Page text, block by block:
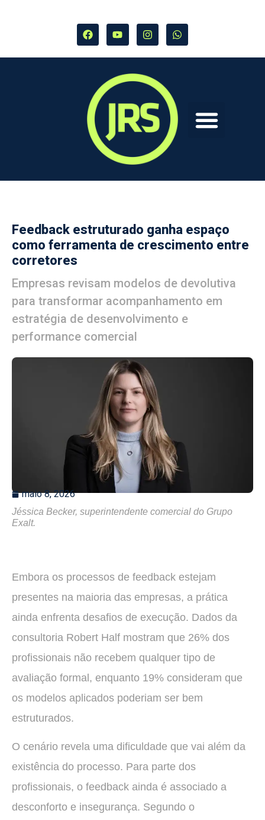
Feedback estruturado ganha espaço
como ferramenta de crescimento entre
corretores
Empresas revisam modelos de devolutiva
para transformar acompanhamento em
estratégia de desenvolvimento e
performance comercial
maio 8, 2026
Jéssica Becker, superintendente comercial do Grupo
Exalt.
Embora os processos de feedback estejam
presentes na maioria das empresas, a prática
ainda enfrenta desafios de execução. Dados da
consultoria Robert Half mostram que 26% dos
profissionais não recebem qualquer tipo de
avaliação formal, enquanto 19% consideram que
os modelos aplicados poderiam ser bem
estruturados.
O cenário revela uma dificuldade que vai além da
existência do processo. Para parte dos
profissionais, o feedback ainda é associado a
desconforto e insegurança. Segundo o